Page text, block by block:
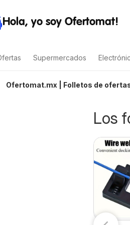
Hola, yo soy Ofertomat!
Supermercados
Ofertomat.mx | Folletos de
Los